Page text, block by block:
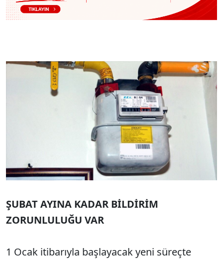
ŞUBAT AYINA KADAR BİLDİRİM
ZORUNLULUĞU VAR
1 Ocak itibarıyla başlayacak yeni süreçte